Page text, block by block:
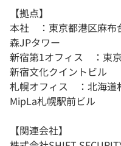
【拠点】
本社 ：東京都港区麻布
森JPタワー
新宿第1オフィス ：東
新宿文化クイントビル
札幌オフィス ：北海道
MipLa札幌駅前ビル
【関連会社】